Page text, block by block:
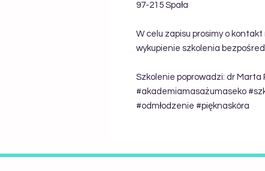
97-215 Spała
W celu zapisu prosimy o
wykupienie szkolenia
Szkolenie poprowadzi: dr Marta
#akademiamasażumaseko
#odmłodzenie #pięknaskóra